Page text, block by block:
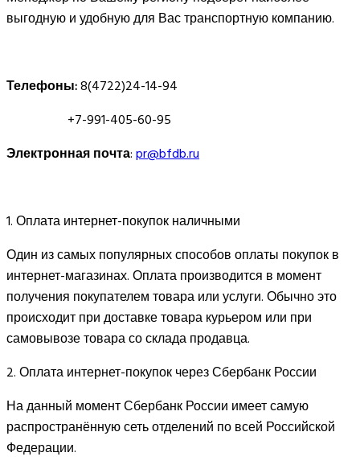
выгодную и удобную для Вас транспортную компанию.
Телефоны:8(4722)24-14-94
+7-991-405-60-95
Электронная почта:pr@bfdb.ru
1. Оплата интернет-покупок наличными
Один из самых популярных способов оплаты покупок в
интернет-магазинах. Оплата производится в момент
получения покупателем товара или услуги. Обычно это
происходит при доставке товара курьером или при
самовывозе товара со склада продавца.
2. Оплата интернет-покупок через Сбербанк России
На данный момент Сбербанк России имеет самую
распространённую сеть отделений по всей Российской
Федерации.